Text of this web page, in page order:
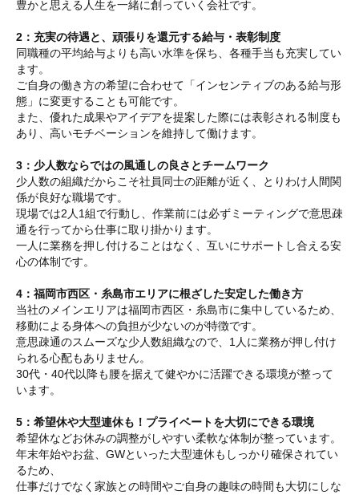
豊かと思える人生を一緒に創っていく会社です。
2：充実の待遇と、頑張りを還元する給与・表彰制度
同職種の平均給与よりも高い水準を保ち、各種手当も充実してい
ます。
ご自身の働き方の希望に合わせて「インセンティブのある給与形
態」に変更することも可能です。
また、優れた成果やアイデアを提案した際には表彰される制度も
あり、高いモチベーションを維持して働けます。
3：少人数ならではの風通しの良さとチームワーク
少人数の組織だからこそ社員同士の距離が近く、とりわけ人間関
係が良好な職場です。
現場では2人1組で行動し、作業前には必ずミーティングで意思疎
通を行ってから仕事に取り掛かります。
一人に業務を押し付けることはなく、互いにサポートし合える安
心の体制です。
4：福岡市西区・糸島市エリアに根ざした安定した働き方
当社のメインエリアは福岡市西区・糸島市に集中しているため、
移動による身体への負担が少ないのが特徴です。
意思疎通のスムーズな少人数組織なので、1人に業務が押し付け
られる心配もありません。
30代・40代以降も腰を据えて健やかに活躍できる環境が整って
います。
5：希望休や大型連休も！プライベートを大切にできる環境
希望休などお休みの調整がしやすい柔軟な体制が整っています。
年末年始やお盆、GWといった大型連休もしっかり確保されてい
るため、
仕事だけでなく家族との時間やご自身の趣味の時間も大切にしな